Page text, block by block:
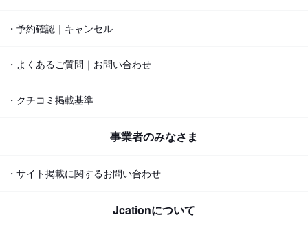
・予約確認｜キャンセル
・よくあるご質問｜お問い合わせ
・クチコミ掲載基準
事業者のみなさま
・サイト掲載に関するお問い合わせ
Jcationについて